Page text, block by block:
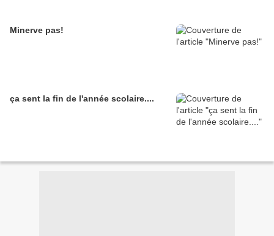
Minerve pas!
ça sent la fin de l'année scolaire....